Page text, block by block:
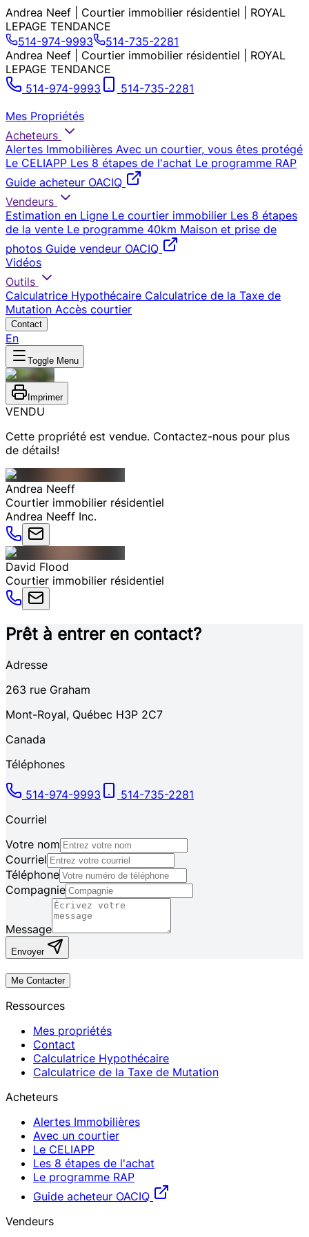
Andrea Neef | Courtier immobilier résidentiel | ROYAL
LEPAGE TENDANCE
514-974-9993
514-735-2281
Andrea Neef | Courtier immobilier résidentiel | ROYAL
LEPAGE TENDANCE
514-974-9993
514-735-2281
Mes Propriétés
Acheteurs
Alertes Immobilières Avec un courtier, vous êtes protégé
Le CELIAPP Les 8 étapes de l'achat Le programme RAP
Guide acheteur OACIQ
Vendeurs
Estimation en Ligne Le courtier immobilier Les 8 étapes
de la vente Le programme 40km Maison et prise de
photos Guide vendeur OACIQ
Vidéos
Outils
Calculatrice Hypothécaire Calculatrice de la Taxe de
Mutation Accès courtier
Contact
En
Toggle Menu
Imprimer
VENDU
Cette propriété est vendue. Contactez-nous pour plus
de détails!
Andrea Neeff
Courtier immobilier résidentiel
Andrea Neeff Inc.
David Flood
Courtier immobilier résidentiel
Prêt à entrer en contact?
Adresse
263 rue Graham
Mont-Royal, Québec H3P 2C7
Canada
Téléphones
514-974-9993
514-735-2281
Courriel
Votre nom
Courriel
Téléphone
Compagnie
Message
Envoyer
Me Contacter
Ressources
Mes propriétés
Contact
Calculatrice Hypothécaire
Calculatrice de la Taxe de Mutation
Acheteurs
Alertes Immobilières
Avec un courtier
Le CELIAPP
Les 8 étapes de l'achat
Le programme RAP
Guide acheteur OACIQ
Vendeurs